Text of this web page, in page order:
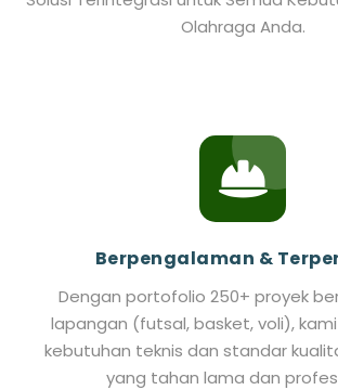
Olahraga Anda.
Berpengalaman &
Dengan portofolio 250+ proyek
lapangan (futsal, basket, voli),
kebutuhan teknis dan standar
yang tahan lama dan